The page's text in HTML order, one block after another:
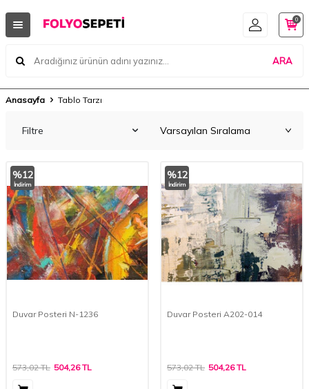
ARA
0
Anasayfa Tablo Tarzı
Filtre
%12
İndirim
Duvar Posteri N-1236
573,02TL 504,26TL
%12
İndirim
Duvar Posteri A202-014
573,02TL 504,26TL